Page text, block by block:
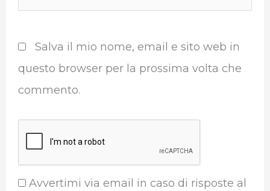
Salva il mio nome, email e sito web in
questo browser per la prossima volta che
commento.
Avvertimi via email in caso di risposte al